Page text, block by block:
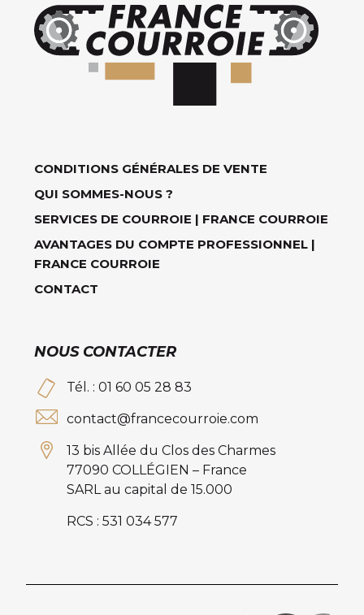
CONDITIONS GÉNÉRALES DE VENTE
QUI SOMMES-NOUS ?
SERVICES DE COURROIE | FRANCE COURROIE
AVANTAGES DU COMPTE PROFESSIONNEL |
FRANCE COURROIE
CONTACT
NOUS CONTACTER
Tél. : 01 60 05 28 83
contact@francecourroie.com
13 bis Allée du Clos des Charmes
77090 COLLÉGIEN – France
SARL au capital de 15.000
RCS : 531 034 577